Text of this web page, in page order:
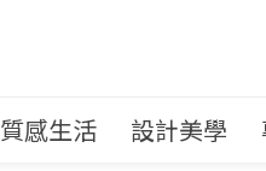
質感生活 設計美學